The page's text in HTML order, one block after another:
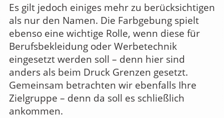
Es gilt jedoch einiges mehr zu berücksichtigen
als nur den Namen. Die Farbgebung spielt
ebenso eine wichtige Rolle, wenn diese für
Berufsbekleidung oder Werbetechnik
eingesetzt werden soll – denn hier sind
anders als beim Druck Grenzen gesetzt.
Gemeinsam betrachten wir ebenfalls Ihre
Zielgruppe – denn da soll es schließlich
ankommen.